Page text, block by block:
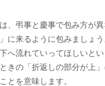
、弔事と慶事で包み方が
に来るように包みましょ
へ流れていってほしいと
きの「折返しの部分が上
とを意味します。